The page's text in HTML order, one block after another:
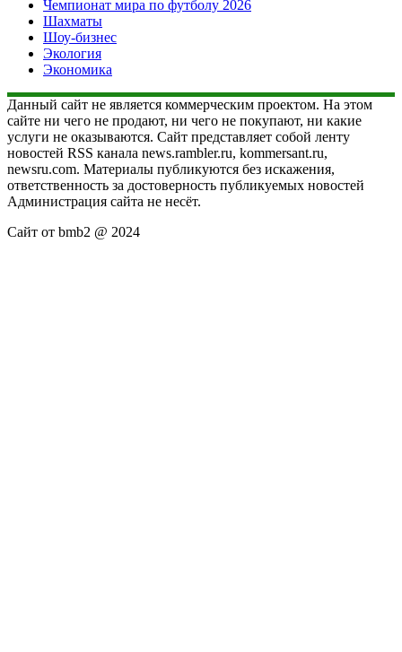
Чемпионат мира по футболу 2026
Шахматы
Шоу-бизнес
Экология
Экономика
Данный сайт не является коммерческим проектом. На этом
сайте ни чего не продают, ни чего не покупают, ни какие
услуги не оказываются. Сайт представляет собой ленту
новостей RSS канала news.rambler.ru, kommersant.ru,
newsru.com. Материалы публикуются без искажения,
ответственность за достоверность публикуемых новостей
Администрация сайта не несёт.
Сайт от bmb2 @ 2024